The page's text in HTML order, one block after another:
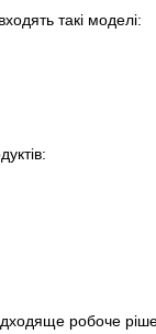
такі моделі:
робоче